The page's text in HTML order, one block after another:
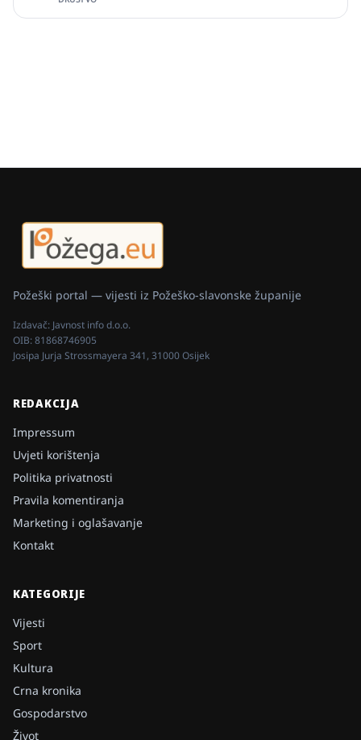
Požeški portal — vijesti iz Požeško-slavonske županije
Izdavač: Javnost info d.o.o.
OIB:81868746905
Josipa Jurja Strossmayera 341, 31000 Osijek
REDAKCIJA
Impressum
Uvjeti korištenja
Politika privatnosti
Pravila komentiranja
Marketing i oglašavanje
Kontakt
KATEGORIJE
Vijesti
Sport
Kultura
Crna kronika
Gospodarstvo
Život